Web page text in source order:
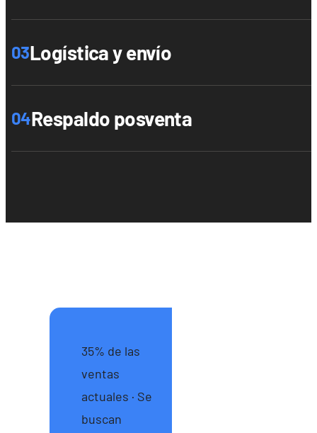
03Logística y envío
04Respaldo posventa
35% de las
ventas
actuales · Se
buscan